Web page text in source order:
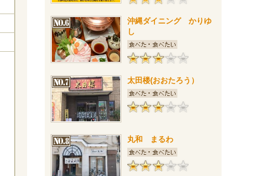
沖縄ダイニング かりゆ
し
太田楼(おおたろう）
丸和 まるわ